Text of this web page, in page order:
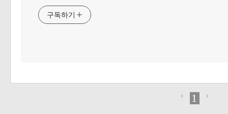
구독하기
1